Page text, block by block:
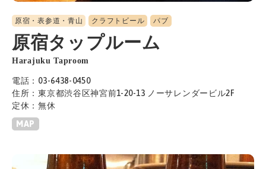
原宿・表参道・青山 クラフトビール パブ
原宿タップルーム
Harajuku Taproom
電話：03-6438-0450
住所：東京都渋谷区神宮前1-20-13 ノーサレンダービル2F
定休：無休
MAP